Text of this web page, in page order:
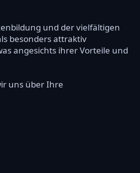
und der vielfältigen
besonders attraktiv
angesichts ihrer Vorteile und
uns über Ihre